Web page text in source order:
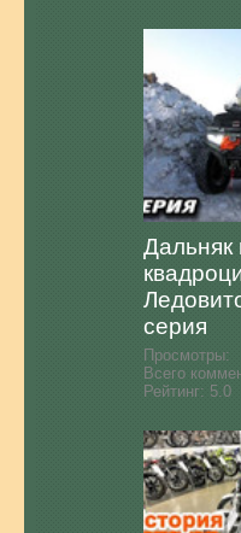
Дальняк
серия
Просмотры:
Всего
Рейтинг: 5.0